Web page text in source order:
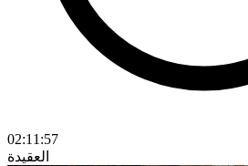
02:11:57
العقيدة